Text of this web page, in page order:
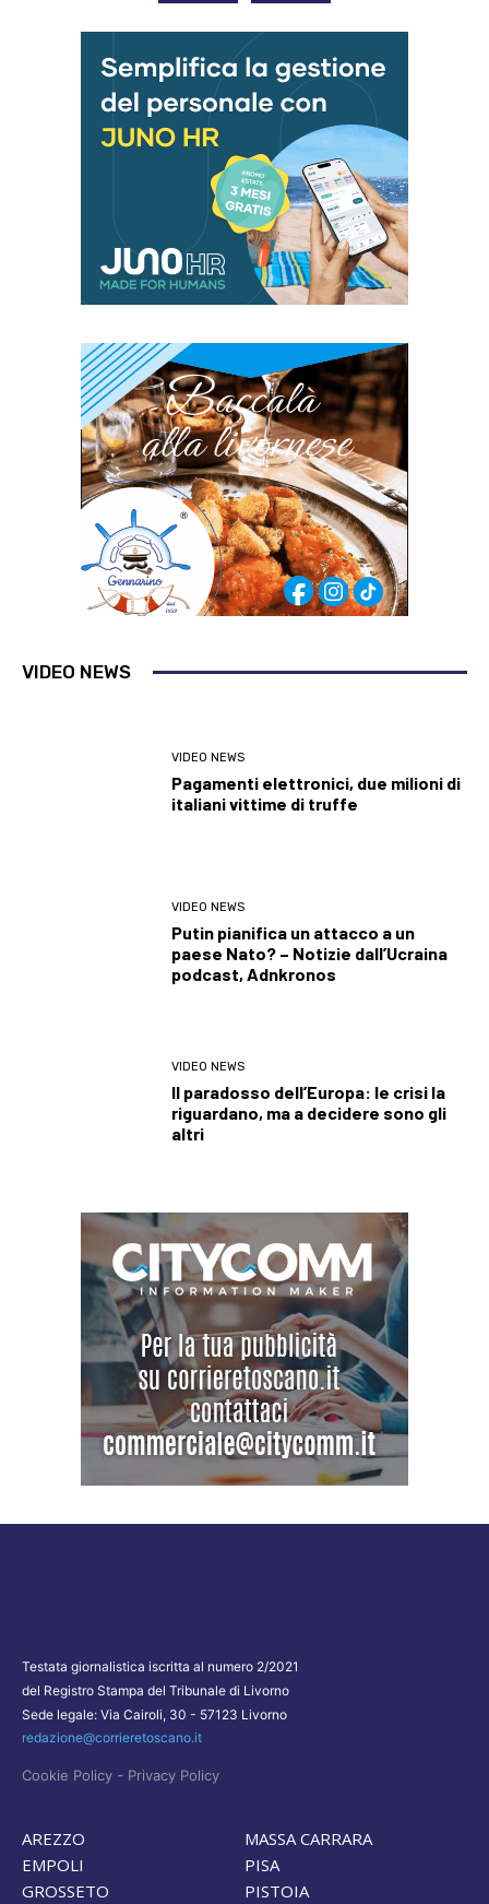
VIDEO NEWS
VIDEO NEWS
Pagamenti elettronici, due milioni di
italiani vittime di truffe
VIDEO NEWS
Putin pianifica un attacco a un
paese Nato? – Notizie dall’Ucraina
podcast, Adnkronos
VIDEO NEWS
Il paradosso dell’Europa: le crisi la
riguardano, ma a decidere sono gli
altri
Testata giornalistica iscritta al numero 2/2021
del Registro Stampa del Tribunale di Livorno
Sede legale: Via Cairoli, 30 - 57123 Livorno
redazione@corrieretoscano.it
Cookie Policy - Privacy Policy
AREZZO
EMPOLI
GROSSETO
MASSA CARRARA
PISA
PISTOIA